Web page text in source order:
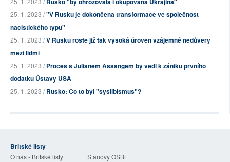
25. 1. 2023 /"V Rusku je dokončena transformace ve společnost
nacistického typu"
25. 1. 2023 /V Rusku roste již tak vysoká úroveň vzájemné nedůvěry
mezi lidmi
25. 1. 2023 /Proces s Julianem Assangem by vedl k zániku prvního
dodatku Ústavy USA
25. 1. 2023 /Rusko: Co to byl "syslibismus"?
Britské listy
O nás - Britské listy
Stanovy OSBL